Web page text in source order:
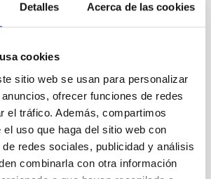
Detalles Acerca de las cookies
cookies
sitio web se usan para personalizar
ofrecer funciones de redes
el tráfico. Además, compartimos
el uso que haga del sitio web con
redes sociales, publicidad y análisis
combinarla con otra información
MCC, Antonia Varela, en la
de la XXV Canary Islands Winter
/ Inés Bonet (IAC)
parte, remarcó la importancia para un
acoger a este alumnado en un lugar que
la curiosidad y la pasión por el